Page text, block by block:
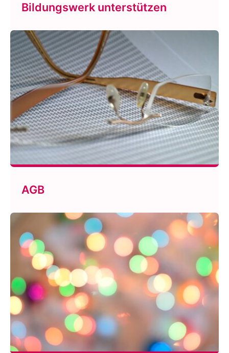
Bildungswerk unterstützen
AGB